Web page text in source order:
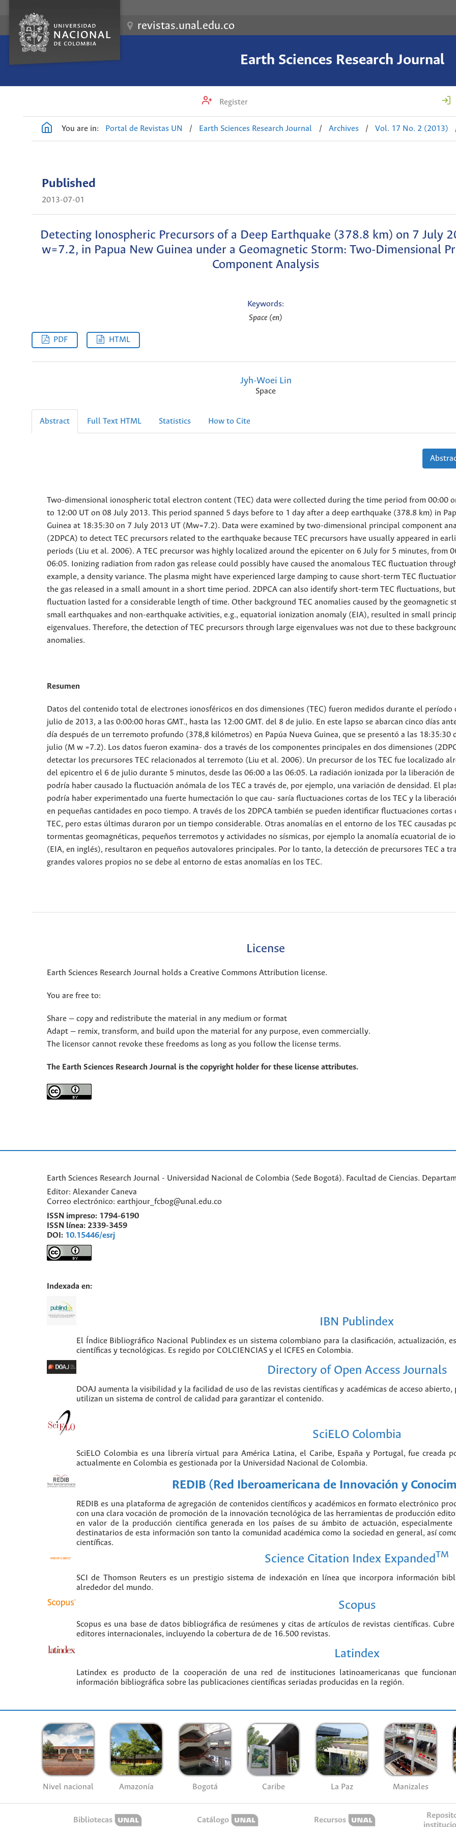
revistas.unal.edu.co
Earth Sciences Research Journal
Register
You are in: Portal de Revistas UN / Earth Sciences Research Journal / Archives / Vol. 17 No. 2 (2013)
Published
2013-07-01
Detecting Ionospheric Precursors of a Deep Earthquake (378.8 km) on 7 July
w=7.2, in Papua New Guinea under a Geomagnetic Storm: Two-Dimensional
Component Analysis
Keywords:
Space (en)
PDF HTML
Jyh-Woei Lin
Space
Abstract Full Text HTML Statistics How to Cite
Two-dimensional ionospheric total electron content (TEC) data were collected during the time period from 00:00
to 12:00 UT on 08 July 2013. This period spanned 5 days before to 1 day after a deep earthquake (378.8 km) in
Guinea at 18:35:30 on 7 July 2013 UT (Mw=7.2). Data were examined by two-dimensional principal component
(2DPCA) to detect TEC precursors related to the earthquake because TEC precursors have usually appeared in
periods (Liu et al. 2006). A TEC precursor was highly localized around the epicenter on 6 July for 5 minutes, from
06:05. Ionizing radiation from radon gas release could possibly have caused the anomalous TEC fluctuation
example, a density variance. The plasma might have experienced large damping to cause short-term TEC
the gas released in a small amount in a short time period. 2DPCA can also identify short-term TEC fluctuations,
fluctuation lasted for a considerable length of time. Other background TEC anomalies caused by the geomagnetic
small earthquakes and non-earthquake activities, e.g., equatorial ionization anomaly (EIA), resulted in small
eigenvalues. Therefore, the detection of TEC precursors through large eigenvalues was not due to these
anomalies.
Resumen
Datos del contenido total de electrones ionosféricos en dos dimensiones (TEC) fueron medidos durante el período
julio de 2013, a las 0:00:00 horas GMT., hasta las 12:00 GMT. del 8 de julio. En este lapso se abarcan cinco días
día después de un terremoto profundo (378,8 kilómetros) en Papúa Nueva Guinea, que se presentó a las 18:35:30
julio (M w =7.2). Los datos fueron examina- dos a través de los componentes principales en dos dimensiones
detectar los precursores TEC relacionados al terremoto (Liu et al. 2006). Un precursor de los TEC fue localizado
del epicentro el 6 de julio durante 5 minutos, desde las 06:00 a las 06:05. La radiación ionizada por la liberación de
podría haber causado la fluctuación anómala de los TEC a través de, por ejemplo, una variación de densidad. El
podría haber experimentado una fuerte humectación lo que cau- saría fluctuaciones cortas de los TEC y la
en pequeñas cantidades en poco tiempo. A través de los 2DPCA también se pueden identificar fluctuaciones cortas
TEC, pero estas últimas duraron por un tiempo considerable. Otras anomalías en el entorno de los TEC causadas
tormentas geomagnéticas, pequeños terremotos y actividades no sísmicas, por ejemplo la anomalía ecuatorial de
(EIA, en inglés), resultaron en pequeños autovalores principales. Por lo tanto, la detección de precursores TEC a
grandes valores propios no se debe al entorno de estas anomalías en los TEC.
License
Earth Sciences Research Journal holds a Creative Commons Attribution license.
You are free to:
Share — copy and redistribute the material in any medium or format
Adapt — remix, transform, and build upon the material for any purpose, even commercially.
The licensor cannot revoke these freedoms as long as you follow the license terms.
The Earth Sciences Research Journal is the copyright holder for these license attributes.
Earth Sciences Research Journal - Universidad Nacional de Colombia (Sede Bogotá). Facultad de Ciencias.
Editor: Alexander Caneva
Correo electrónico: earthjour_fcbog@unal.edu.co
ISSN impreso: 1794-6190
ISSN línea: 2339-3459
DOI: 10.15446/esrj
Indexada en:
IBN Publindex
El Índice Bibliográfico Nacional Publindex es un sistema colombiano para la clasificación, actualización,
científicas y tecnológicas. Es regido por COLCIENCIAS y el ICFES en Colombia.
Directory of Open Access Journals
DOAJ aumenta la visibilidad y la facilidad de uso de las revistas científicas y académicas de acceso
utilizan un sistema de control de calidad para garantizar el contenido.
SciELO Colombia
SciELO Colombia es una librería virtual para América Latina, el Caribe, España y Portugal, fue creada
actualmente en Colombia es gestionada por la Universidad Nacional de Colombia.
REDIB (Red Iberoamericana de Innovación y
REDIB es una plataforma de agregación de contenidos científicos y académicos en formato electrónico
con una clara vocación de promoción de la innovación tecnológica de las herramientas de producción
en valor de la producción científica generada en los países de su ámbito de actuación,
destinatarios de esta información son tanto la comunidad académica como la sociedad en general, así
científicas.
Science Citation Index ExpandedTM
SCI de Thomson Reuters es un prestigio sistema de indexación en línea que incorpora información
alrededor del mundo.
Scopus
Scopus es una base de datos bibliográfica de resúmenes y citas de artículos de revistas científicas.
editores internacionales, incluyendo la cobertura de de 16.500 revistas.
Latindex
Latindex es producto de la cooperación de una red de instituciones latinoamericanas que
información bibliográfica sobre las publicaciones científicas seriadas producidas en la región.
Nivel nacional Amazonía Bogotá Caribe La Paz Manizales
Bibliotecas Catálogo Recursos